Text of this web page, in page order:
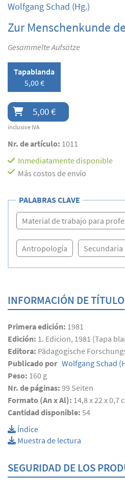
Wolfgang Schad (Hg.)
Zur Menschenkunde
Gesammelte Aufsätze
Tapablanda
5,00 €
5,00 €
inclusive IVA
Nr. de artículo: 1011
Inmediatamente disponible
Más costos de envío
PALABRAS CLAVE
Material de trabajo para
Antropología Secundaria
INFORMACIÓN DE TÍTULO
Primera edición: 1981
Edición: 1. Edicion, 1981 (Tapa
Editora: Pädagogische
Publicado por Wolfgang Schad
Peso: 160 g
Nr. de páginas: 99 Seiten
Formato (An x Al): 14,8 x 22 x 0,7
Cantidad disponible: 54
Índice
Muestra de lectura
SEGURIDAD DE LOS